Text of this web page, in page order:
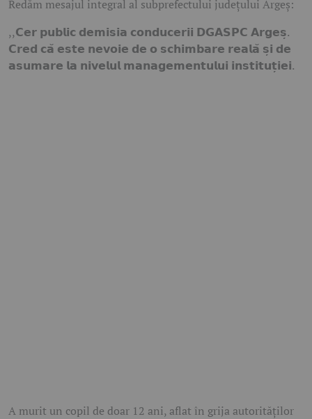
Redăm mesajul integral al subprefectului județului Argeș:
,,𝗖𝗲𝗿 𝗽𝘂𝗯𝗹𝗶𝗰 𝗱𝗲𝗺𝗶𝘀𝗶𝗮 𝗰𝗼𝗻𝗱𝘂𝗰𝗲𝗿𝗶𝗶 𝗗𝗚𝗔𝗦𝗣𝗖 𝗔𝗿𝗴𝗲𝘀̦.
𝗖𝗿𝗲𝗱 𝗰𝗮̆ 𝗲𝘀𝘁𝗲 𝗻𝗲𝘃𝗼𝗶𝗲 𝗱𝗲 𝗼 𝘀𝗰𝗵𝗶𝗺𝗯𝗮𝗿𝗲 𝗿𝗲𝗮𝗹𝗮̆ 𝘀̦𝗶 𝗱𝗲
𝗮𝘀𝘂𝗺𝗮𝗿𝗲 𝗹𝗮 𝗻𝗶𝘃𝗲𝗹𝘂𝗹 𝗺𝗮𝗻𝗮𝗴𝗲𝗺𝗲𝗻𝘁𝘂𝗹𝘂𝗶 𝗶𝗻𝘀𝘁𝗶𝘁𝘂𝘁̦𝗶𝗲𝗶.
A murit un copil de doar 12 ani, aflat în grija autorităților